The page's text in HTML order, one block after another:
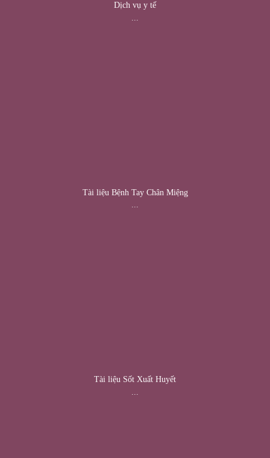
Dịch vụ y tế
Tài liệu Bệnh Tay Chân Miệng
...
Tài liệu Sốt Xuất Huyết